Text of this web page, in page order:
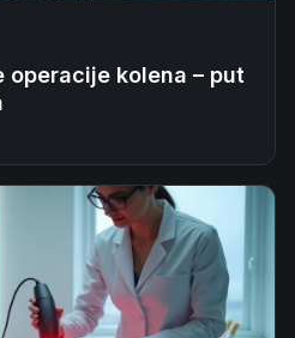
operacije kolena – put